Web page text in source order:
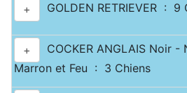
+ GOLDEN RETRIEVER : 9
+
COCKER ANGLAIS Noir
Marron et Feu : 3 Chiens